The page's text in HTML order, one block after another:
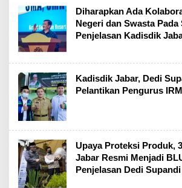
Diharapkan Ada
Negeri dan Swasta Pada
Penjelasan Kadisdik
Kadisdik Jabar, Dedi
Pelantikan Pengurus
Upaya Proteksi Produk,
Jabar Resmi Menjadi
Penjelasan Dedi Supandi